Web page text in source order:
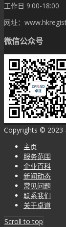
工作日 9:00-18:00
网址：
微信公众号
Copyrights © 2023
主页
服务范围
企业百科
新闻动态
常见问题
联系我们
关于卓道
Scroll to top